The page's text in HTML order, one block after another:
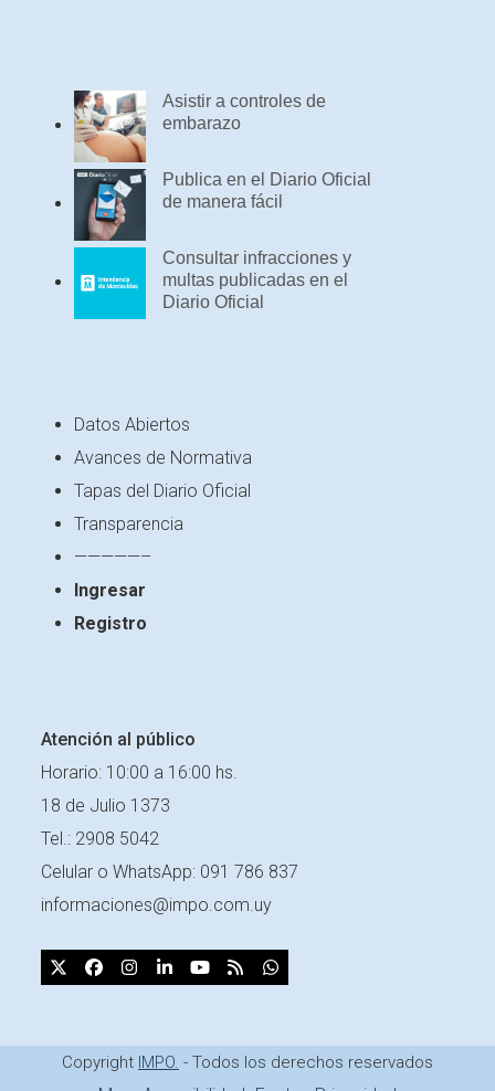
Asistir a controles de
embarazo
Publica en el Diario Oficial
de manera fácil
Consultar infracciones y
multas publicadas en el
Diario Oficial
Datos Abiertos
Avances de Normativa
Tapas del Diario Oficial
Transparencia
—————–
Ingresar
Registro
Atención al público
Horario: 10:00 a 16:00 hs.
18 de Julio 1373
Tel.: 2908 5042
Celular oWhatsApp: 091 786 837
informaciones@impo.com.uy
X Facebook
Instagram
LinkedInYouTube
RSSWhatsapp
Copyright IMPO. - Todos los derechos reservados